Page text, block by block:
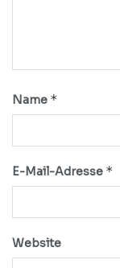
Name *
E-Mail-Adresse *
Website